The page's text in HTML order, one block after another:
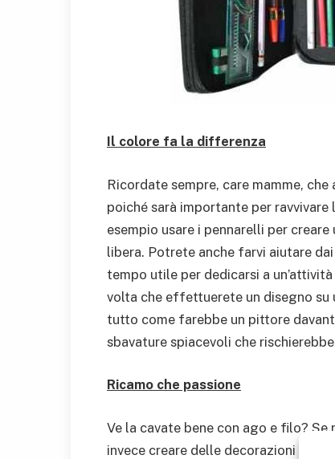
Il colore fa la differenza
Ricordate sempre, care mamme,
poiché sarà importante per
esempio usare i pennarelli per
libera. Potrete anche farvi aiutare
tempo utile per dedicarsi a
volta che effettuerete un disegno
tutto come farebbe un pittore
sbavature spiacevoli che
Ricamo che passione
Ve la cavate bene con ago e filo?
invece creare delle decorazioni sul